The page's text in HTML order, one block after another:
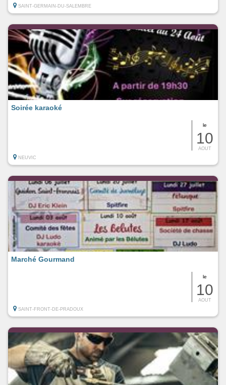
SAINT-GERMAIN-DU-SALEMBRE
le
10
AOUT
Soirée karaoké
NEUVIC
le
10
AOUT
Marché Gourmand
SAINT-FRONT-DE-PRADOUX